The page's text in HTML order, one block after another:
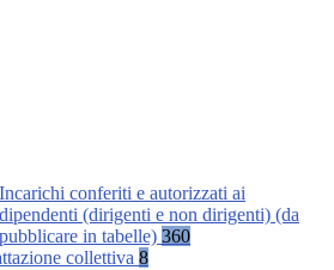
Incarichi conferiti e autorizzati ai
dipendenti (dirigenti e non dirigenti) (da
pubblicare in tabelle) 360
collettiva 8